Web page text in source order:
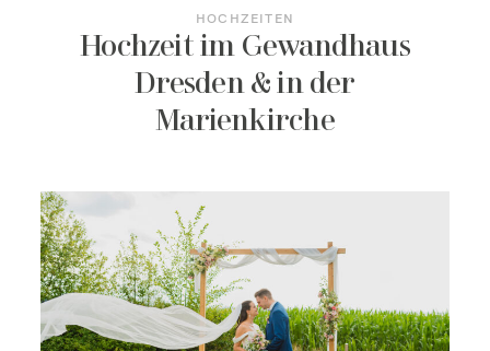
HOCHZEITEN
Hochzeit im Gewandhaus
Dresden & in der
Marienkirche